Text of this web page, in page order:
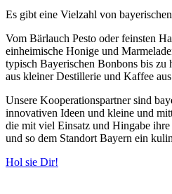
Es gibt eine Vielzahl von
Vom Bärlauch Pesto oder feinsten
einheimische Honige und
typisch Bayerischen Bonbons bis zu
aus kleiner Destillerie und Kaffee
Unsere Kooperationspartner sind
innovativen Ideen und kleine und
die mit viel Einsatz und Hingabe
und so dem Standort Bayern ein
Hol sie Dir!